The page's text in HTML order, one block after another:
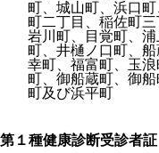
町、城山町、浜口
町二丁目、稲佐町三
岩川町、目覚町、
町、井樋ノ口町、船
幸町、福富町、玉
町、御船蔵町、御
町及び浜平町
第１種健康診断受診者証